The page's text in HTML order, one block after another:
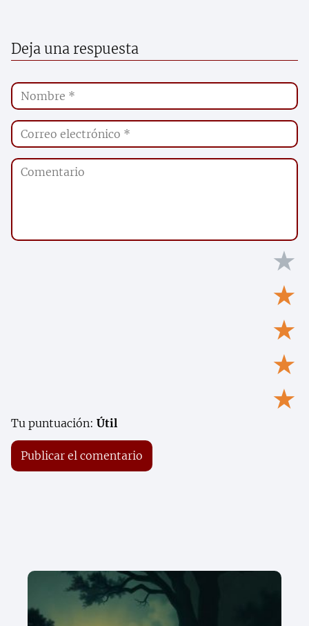
Deja una respuesta
★
★
★
★
★
Tu puntuación: Útil